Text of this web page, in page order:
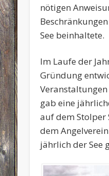
nötigen
See beinhaltete.
Im Laufe der
Gründung
gab eine
auf dem Stolper
dem
jährlich der See